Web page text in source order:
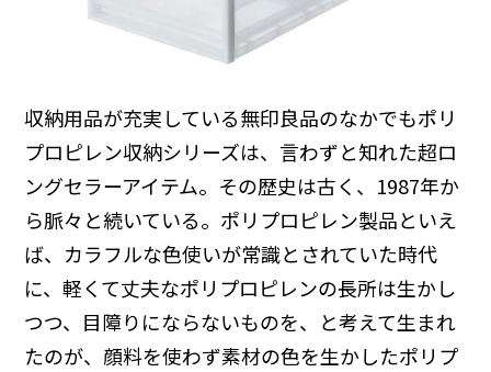
収納用品が充実している無印良品のなかでもポリ
プロピレン収納シリーズは、言わずと知れた超ロ
ングセラーアイテム。その歴史は古く、1987年か
ら脈々と続いている。ポリプロピレン製品といえ
ば、カラフルな色使いが常識とされていた時代
に、軽くて丈夫なポリプロピレンの長所は生かし
つつ、目障りにならないものを、と考えて生まれ
たのが、顔料を使わず素材の色を生かしたポリプ